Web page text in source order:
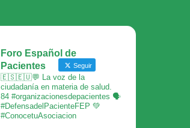
Foro Español de
Pacientes
Seguir
🇪🇸🇪🇺💬 La voz de la
ciudadanía en materia de salud.
84 #organizacionesdepacientes 🗣
#DefensadelPacienteFEP 💚
#ConocetuAsociacion